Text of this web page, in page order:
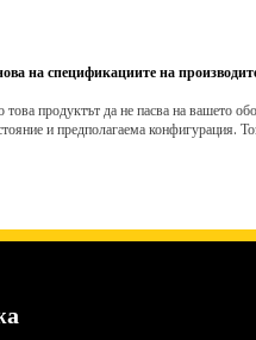
на спецификациите на
продуктът да не пасва на вашето
и предполагаема конфигурация.